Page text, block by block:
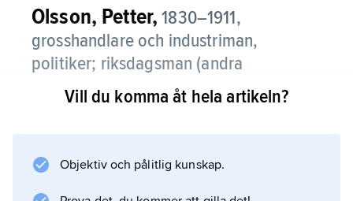
Olsson, Petter, 1830–1911,
grosshandlare och industriman,
politiker; riksdagsman (andra
kammaren) 1869 och 1872–77
(lantmannapartist) och (första
(protektionist); stadsfullmäktiges
ordförande i Helsingborg 1888–1903.
Vill du komma åt hela artikeln?
Objektiv och pålitlig kunskap.